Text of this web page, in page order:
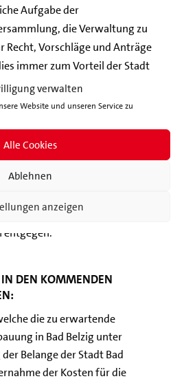
verwalten
Website und unseren Service zu
Alle Cookies
Ablehnen
anzeigen
Aufgabe der
die Verwaltung zu
Vorschläge und Anträge
immer zum Vorteil der Stadt
und Bürgern.
Menschen, die sich durch
im Beruf, im Ehrenamt, in
sozialen Umfeld für eine
Gesellschaft einsetzen.
Menschen werden wir uns
und Wutbürgertum stellen
entgegen.
den kommenden
die zu erwartende
in Bad Belzig unter
Belange der Stadt Bad
der Kosten für die